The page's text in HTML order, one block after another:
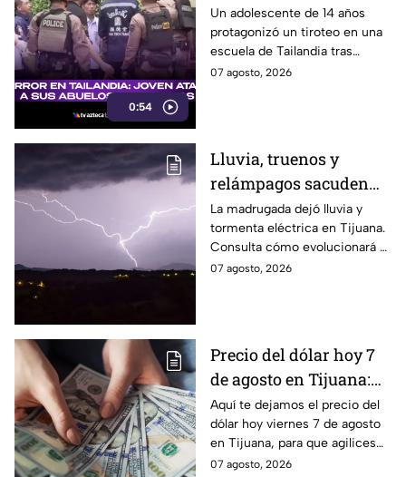
0:54
abuelos y luego tirotea
su escuela, dejando
siete muertos y 15
heridos
Un adolescente de 14 años
protagonizó un tiroteo en una
escuela de Tailandia tras
presuntamente atacar primero
07 agosto, 2026
Lluvia, truenos y
relámpagos sacuden
Tijuana durante la
madrugada; ¿seguirá
lloviendo hoy 7 de
agosto? 🌧️
La madrugada dejó lluvia y
tormenta eléctrica en Tijuana.
Consulta cómo evolucionará el
clima y si existe riesgo de más
07 agosto, 2026
Precio del dólar hoy 7
de agosto en Tijuana:
¿sigue perdiendo
fuerza este viernes?
Aquí te dejamos el precio del
dólar hoy viernes 7 de agosto
en Tijuana, para que agilices
tus cambios, compras y
07 agosto, 2026